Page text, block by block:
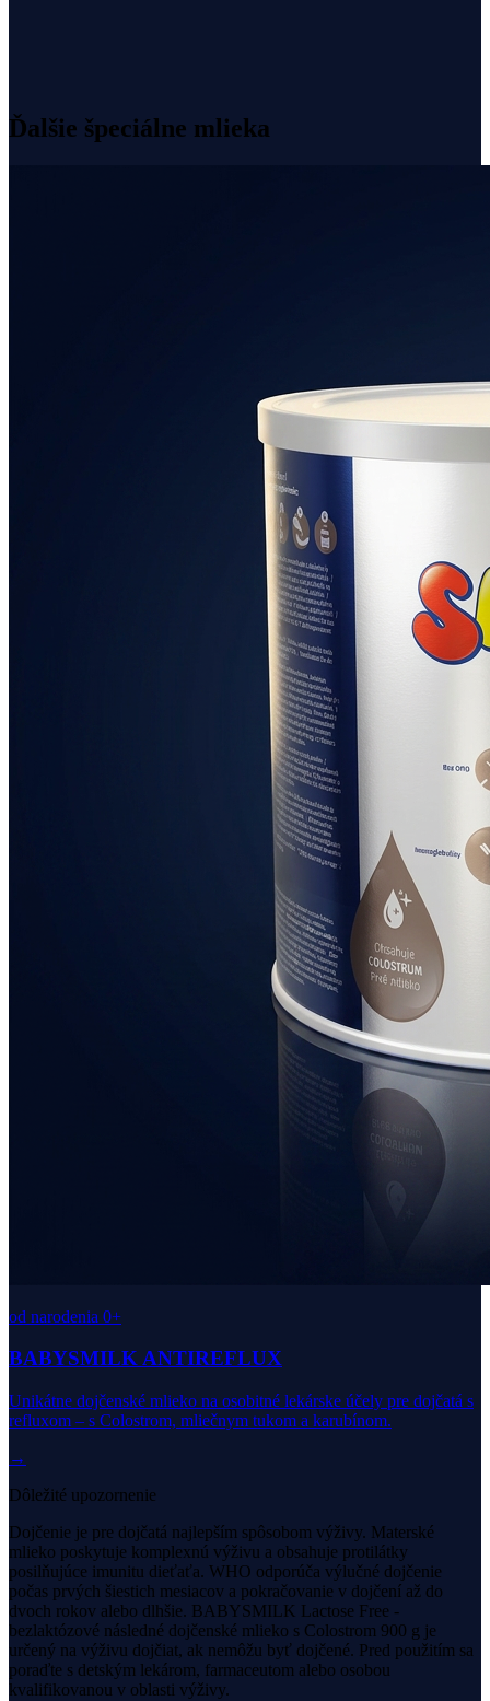
Ďalšie špeciálne mlieka
od narodenia 0+
BABYSMILK ANTIREFLUX
Unikátne dojčenské mlieko na osobitné lekárske účely pre dojčatá s
refluxom – s Colostrom, mliečnym tukom a karubínom.
→
Dôležité upozornenie
Dojčenie je pre dojčatá najlepším spôsobom výživy. Materské
mlieko poskytuje komplexnú výživu a obsahuje protilátky
posilňujúce imunitu dieťaťa. WHO odporúča výlučné dojčenie
počas prvých šiestich mesiacov a pokračovanie v dojčení až do
dvoch rokov alebo dlhšie. BABYSMILK Lactose Free -
bezlaktózové následné dojčenské mlieko s Colostrom 900 g je
určený na výživu dojčiat, ak nemôžu byť dojčené. Pred použitím sa
poraďte s detským lekárom, farmaceutom alebo osobou
kvalifikovanou v oblasti výživy.